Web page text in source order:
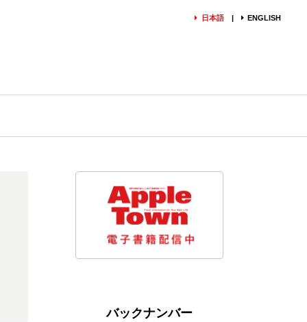
日本語 ENGLISH
バックナンバー